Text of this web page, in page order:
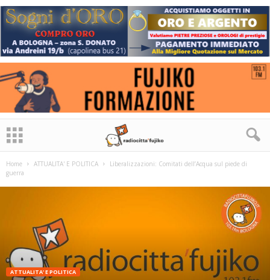
Home ATTUALITA' E POLITICA
Liberalizzazioni: Comitati dell’Acqua sul piede di
guerra
ATTUALITA' E POLITICA